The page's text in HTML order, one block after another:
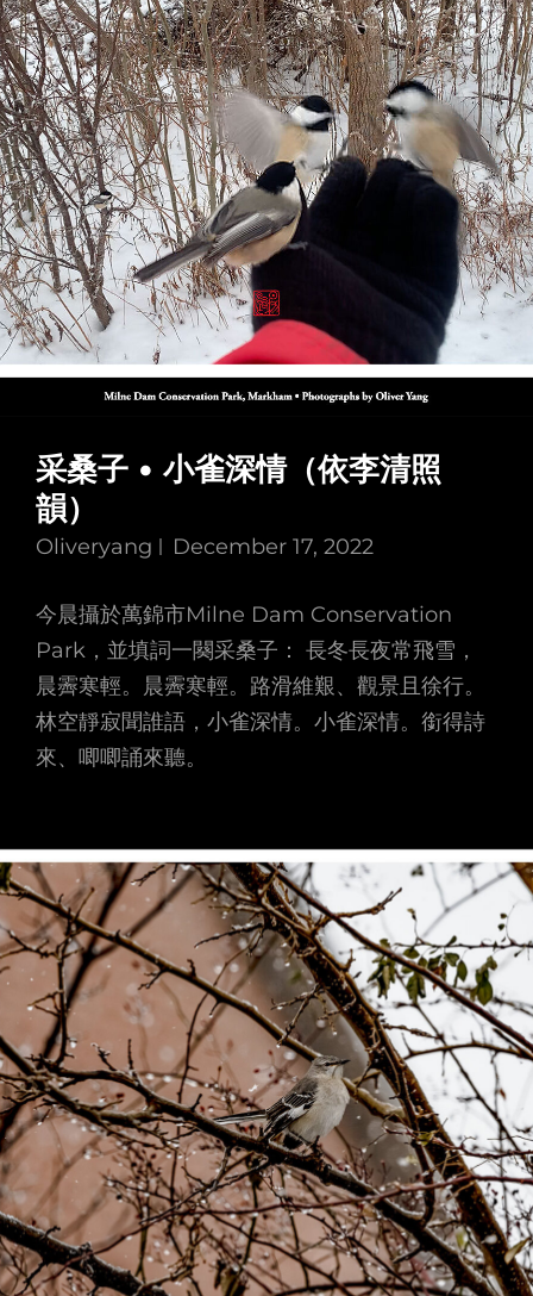
采桑子 • 小雀深情（依李清照
韻）
Oliveryang December 17, 2022
今晨攝於萬錦市Milne Dam Conservation
Park，並填詞一闋采桑子： 長冬長夜常飛雪，
晨霽寒輕。晨霽寒輕。路滑維艱、觀景且徐行。
林空靜寂聞誰語，小雀深情。小雀深情。銜得詩
來、唧唧誦來聽。